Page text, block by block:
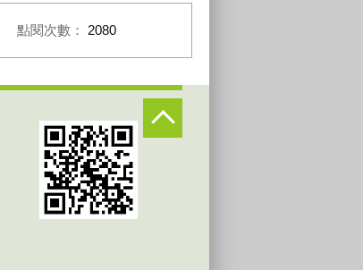
點閱次數： 2080